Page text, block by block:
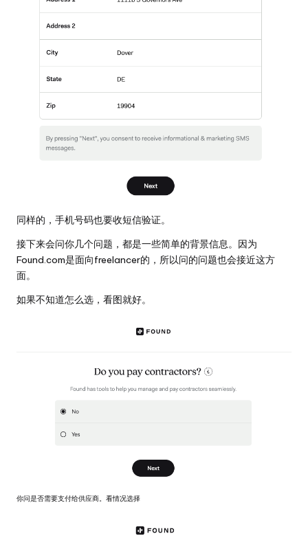
同样的，手机号码也要收短信验证。
接下来会问你几个问题，都是一些简单的背景信息。因为
Found.com是面向freelancer的，所以问的问题也会接近这方
面。
如果不知道怎么选，看图就好。
你问是否需要支付给供应商。看情况选择